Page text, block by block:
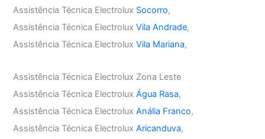
Assistência Técnica Electrolux Socorro,
Assistência Técnica ElectroluxVila Andrade,
Assistência Técnica ElectroluxVila Mariana,
Assistência Técnica Electrolux Zona Leste
Assistência Técnica ElectroluxÁgua Rasa,
Assistência Técnica ElectroluxAnália Franco,
Assistência Técnica ElectroluxAricanduva,